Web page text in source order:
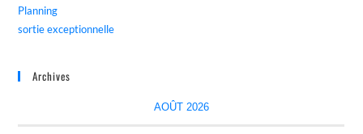
Planning
sortie exceptionnelle
Archives
AOÛT 2026